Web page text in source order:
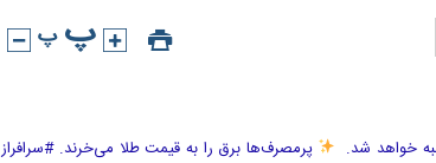
خواهد شد.
پرمصرف‌ها برق را به قیمت طلا می‌خرند. #سرافراز